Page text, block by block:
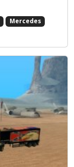
Mercedes